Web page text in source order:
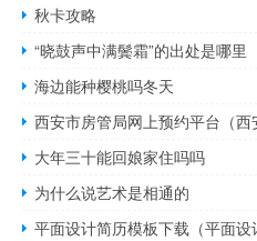
秋卡攻略
“晓鼓声中满鬓霜”的出处是哪里
海边能种樱桃吗冬天
西安市房管局网上预约平台（西
大年三十能回娘家住吗吗
为什么说艺术是相通的
平面设计简历模板下载（平面设